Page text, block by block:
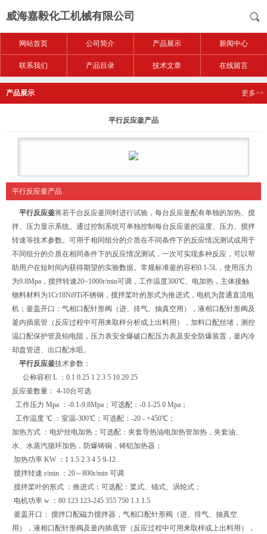
威海嘉毅化工机械有限公司
网站首页 公司简介 产品展示 新闻中心
联系我们 产品目录 技术文章 在线留言
产品展示 更多>>
平行反应釜产品
平行反应釜产品
平行反应釜将若干台反应釜同时进行试验，每台反应釜配有单独的加热、搅
拌、压力显示系统。通过控制系统可单独控制每台反应釜的温度、压力、搅拌
转速等技术参数。可用于相同组分的介质在不同条件下的反应情况测试或用于
不同组分的介质在相同条件下的反应情况测试，一次可实现多种反应，可以帮
助用户在短时间内获得期望的实验数据。常规标准釜的容积0.1-5L，使用压力
为9.8Mpa，搅拌转速20~1000r/min可调，工作温度300℃、电加热，主体接触
物料材料为1Cr18Ni9Ti不锈钢，搅拌桨叶的形式为推进式，电机为普通直流电
机；釜盖开口：气相口配针形阀（进、排气、抽真空用），液相口配针形阀及
釜内插底管（反应过程中可用来取样分析或上出料用），加料口配丝堵，测控
温口配保护管及铂电阻，压力表安全爆破口配压力表及安全防爆装置，釜内冷
却盘管进、出口配水咀。
平行反应釜技术参数：
公称容积 L ：0.1 0.25 1 2 3 5 10 20 25
反应釜数量： 4-10台可选
工作压力 Mpa ：-0.1-9.8Mpa；可选配：-0.1-25.0 Mpa；
工作温度 ℃ ：室温-300℃；可选配：-20 - +450℃；
加热方式 ：电炉丝电加热；可选配：夹套导热油电加热管加热，夹套油、
水、水蒸汽循环加热，防爆铸铜，铸铝加热器；
加热功率 KW ：1 1.5 2 3 4 5 9-12
搅拌转速 r/min ：20～800r/min 可调
搅拌桨叶的形式 ：推进式；可选配：桨式、锚式、涡轮式；
电机功率 w ：80 123 123-245 355 750 1.1 1.5
釜盖开口： 搅拌口配磁力搅拌器，气相口配针形阀（进、排气、抽真空
用），液相口配针形阀及釜内插底管（反应过程中可用来取样或上出料用），